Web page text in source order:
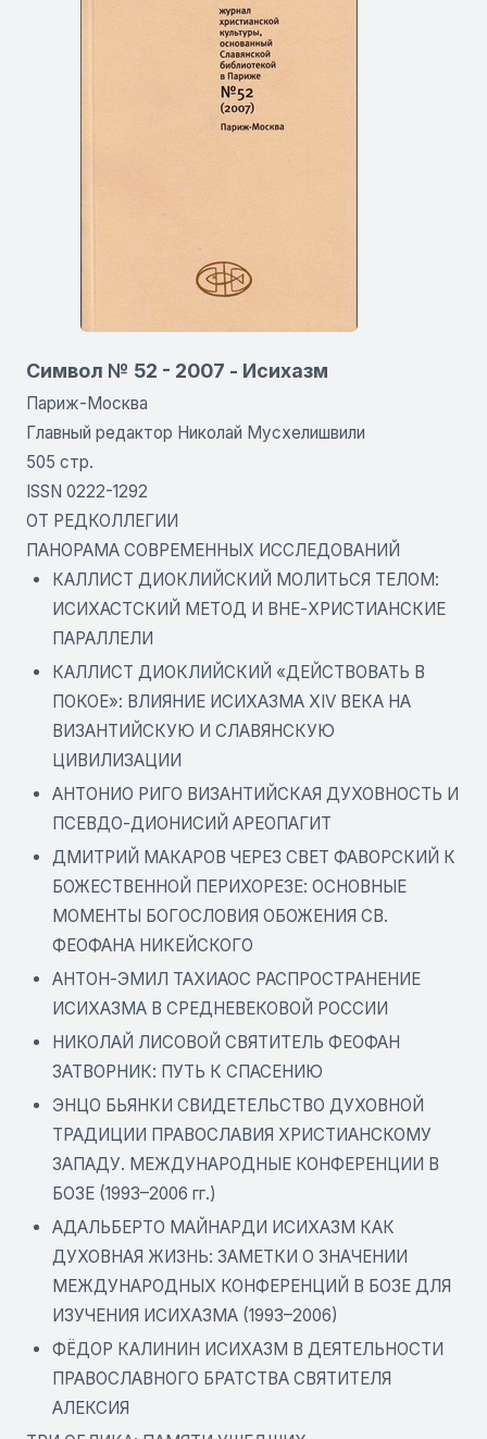
Символ № 52 - 2007 - Исихазм
Париж-Москва
Главный редактор Николай Мусхелишвили
505 стр.
ISSN 0222-1292
ОТ РЕДКОЛЛЕГИИ
ПАНОРАМА СОВРЕМЕННЫХ ИССЛЕДОВАНИЙ
КАЛЛИСТ ДИОКЛИЙСКИЙ МОЛИТЬСЯ ТЕЛОМ:
ИСИХАСТСКИЙ МЕТОД И ВНЕ-ХРИСТИАНСКИЕ
ПАРАЛЛЕЛИ
КАЛЛИСТ ДИОКЛИЙСКИЙ «ДЕЙСТВОВАТЬ В
ПОКОЕ»: ВЛИЯНИЕ ИСИХАЗМА XIV ВЕКА НА
ВИЗАНТИЙСКУЮ И СЛАВЯНСКУЮ
ЦИВИЛИЗАЦИИ
АНТОНИО РИГО ВИЗАНТИЙСКАЯ ДУХОВНОСТЬ И
ПСЕВДО-ДИОНИСИЙ АРЕОПАГИТ
ДМИТРИЙ МАКАРОВ ЧЕРЕЗ СВЕТ ФАВОРСКИЙ К
БОЖЕСТВЕННОЙ ПЕРИХОРЕЗЕ: ОСНОВНЫЕ
МОМЕНТЫ БОГОСЛОВИЯ ОБОЖЕНИЯ СВ.
ФЕОФАНА НИКЕЙСКОГО
АНТОН-ЭМИЛ ТАХИАОС РАСПРОСТРАНЕНИЕ
ИСИХАЗМА В СРЕДНЕВЕКОВОЙ РОССИИ
НИКОЛАЙ ЛИСОВОЙ СВЯТИТЕЛЬ ФЕОФАН
ЗАТВОРНИК: ПУТЬ К СПАСЕНИЮ
ЭНЦО БЬЯНКИ СВИДЕТЕЛЬСТВО ДУХОВНОЙ
ТРАДИЦИИ ПРАВОСЛАВИЯ ХРИСТИАНСКОМУ
ЗАПАДУ. МЕЖДУНАРОДНЫЕ КОНФЕРЕНЦИИ В
БОЗЕ (1993–2006 гг.)
АДАЛЬБЕРТО МАЙНАРДИ ИСИХАЗМ КАК
ДУХОВНАЯ ЖИЗНЬ: ЗАМЕТКИ О ЗНАЧЕНИИ
МЕЖДУНАРОДНЫХ КОНФЕРЕНЦИЙ В БОЗЕ ДЛЯ
ИЗУЧЕНИЯ ИСИХАЗМА (1993–2006)
ФЁДОР КАЛИНИН ИСИХАЗМ В ДЕЯТЕЛЬНОСТИ
ПРАВОСЛАВНОГО БРАТСТВА СВЯТИТЕЛЯ
АЛЕКСИЯ